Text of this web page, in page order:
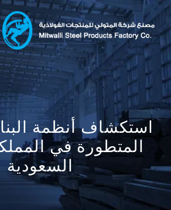
استكشاف أنظمة
المتطورة في
السعودية